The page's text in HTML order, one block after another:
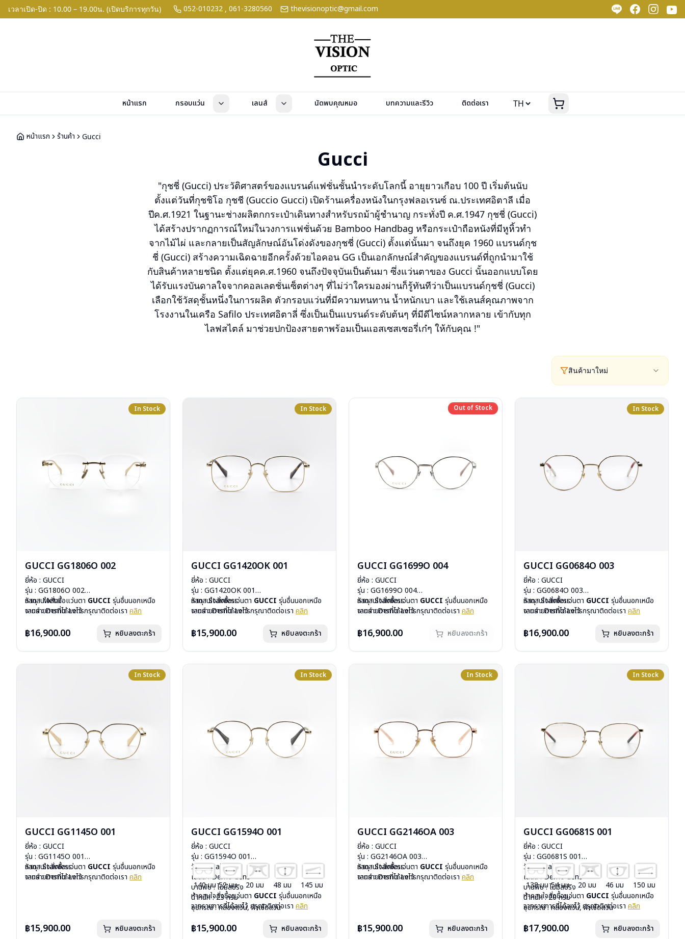
เวลาเปิด-ปิด : 10.00 – 19.00น. (เปิดบริการทุกวัน) 052-010232 , 061-3280560 thevisionoptic@gmail.com
หน้าแรก กรอบแว่น เลนส์ นัดพบคุณหมอ บทความและรีวิว ติดต่อเรา
หน้าแรก ร้านค้า Gucci
Gucci
"กุชชี่ (Gucci) ประวัติศาสตร์ของแบรนด์แฟชั่นชั้นนำระดับโลกนี้ อายุยาวเกือบ 100 ปี เริ่มต้นนับ
ตั้งแต่วันที่กุชชิโอ กุชชี (Guccio Gucci) เปิดร้านเครื่องหนังในกรุงฟลอเรนซ์ ณ.ประเทศอิตาลี เมื่อ
ปีค.ศ.1921 ในฐานะช่างผลิตกกระเป๋าเดินทางสำหรับรถม้าผู้ชำนาญ กระทั่งปี ค.ศ.1947 กุชชี่ (Gucci)
ได้สร้างปรากฏการณ์ใหม่ในวงการแฟชั่นด้วย Bamboo Handbag หรือกระเป๋าถือหนังที่มีหูหิ้วทำ
จากไม้ไผ่ และกลายเป็นสัญลักษณ์อันโด่งดังของกุชชี่ (Gucci) ตั้งแต่นั้นมา จนถึงยุค 1960 แบรนด์กุช
ชี่ (Gucci) สร้างความเฉิดฉายอีกครั้งด้วยไอคอน GG เป็นเอกลักษณ์สำคัญของแบรนด์ที่ถูกนำมาใช้
กับสินค้าหลายชนิด ตั้งแต่ยุคค.ศ.1960 จนถึงปัจจุบันเป็นต้นมา ซึ่งแว่นตาของ Gucci นั้นออกแบบโดย
ได้รับแรงบันดาลใจจากคอลเลตชั่นเซ็ตต่างๆ ที่ไม่ว่าใครมองผ่านก็รู้ทันทีว่าเป็นแบรนด์กุชชี่ (Gucci)
เลือกใช้วัสดุชั้นหนึ่งในการผลิต ตัวกรอบแว่นที่มีความทนทาน น้ำหนักเบา และใช้เลนส์คุณภาพจาก
โรงงานในเครือ Safilo ประเทศอิตาลี่ ซึ่งเป็นเป็นแบรนด์ระดับต้นๆ ที่มีดีไซน์หลากหลาย เข้ากับทุก
ไลฟสไตล์ มาช่วยปกป้องสายตาพร้อมเป็นแอสเซสเซอรี่เก๋ๆ ให้กับคุณ !"
สินค้ามาใหม่
In Stock
GUCCI GG1806O 002
ยี่ห้อ : GUCCI
รุ่น : GG1806O 002
วัสดุ : Metal
เลนส์ : Demo Lens
น้ำหนัก : 27 กรัม
การรับประกัน : 1 ปี
หากสนใจสั่งชื้อแว่นตา GUCCI รุ่นอื่นนอกเหนือ
จากรายการที่ได้ลงไว้ กรุณาติดต่อเรา คลิก
฿16,900.00 หยิบลงตะกร้า
In Stock
GUCCI GG1420OK 001
ยี่ห้อ : GUCCI
รุ่น : GG1420OK 001
วัสดุ : Stainless
เลนส์ : Demo Lens
น้ำหนัก : 23 กรัม
การรับประกัน : 1 ปี
หากสนใจสั่งชื้อแว่นตา GUCCI รุ่นอื่นนอกเหนือ
จากรายการที่ได้ลงไว้ กรุณาติดต่อเรา คลิก
฿15,900.00 หยิบลงตะกร้า
Out of Stock
Out of Stock
GUCCI GG1699O 004
ยี่ห้อ : GUCCI
รุ่น : GG1699O 004
วัสดุ : Stainless
เลนส์ : Demo Lens
น้ำหนัก : 23 กรัม
การรับประกัน : 1 ปี
หากสนใจสั่งชื้อแว่นตา GUCCI รุ่นอื่นนอกเหนือ
จากรายการที่ได้ลงไว้ กรุณาติดต่อเรา คลิก
ติดต่อเราคลิก
฿16,900.00 หยิบลงตะกร้า
In Stock
GUCCI GG0684O 003
ยี่ห้อ : GUCCI
รุ่น : GG0684O 003
วัสดุ : Stainless
เลนส์ : Demo Lens
น้ำหนัก : 17 กรัม
การรับประกัน : 1 ปี
หากสนใจสั่งชื้อแว่นตา GUCCI รุ่นอื่นนอกเหนือ
จากรายการที่ได้ลงไว้ กรุณาติดต่อเรา คลิก
฿16,900.00 หยิบลงตะกร้า
In Stock
GUCCI GG1145O 001
ยี่ห้อ : GUCCI
รุ่น : GG1145O 001
วัสดุ : Stainless
เลนส์ : Demo Lens
หากสนใจสั่งชื้อแว่นตา GUCCI รุ่นอื่นนอกเหนือ
จากรายการที่ได้ลงไว้ กรุณาติดต่อเรา คลิก
฿15,900.00 หยิบลงตะกร้า
In Stock
GUCCI GG1594O 001
ยี่ห้อ : GUCCI
รุ่น : GG1594O 001
วัสดุ : Stainless
เลนส์ : Demo Lens
บานพับ : ไม่มีสปริง
น้ำหนัก : 23 กรัม
อุปกรณ์ : กล่องแว่น, ผ้าเช็ดแว่น
140 มม 52 มม 20 มม 48 มม
145 มม
หากสนใจสั่งชื้อแว่นตา GUCCI รุ่นอื่นนอกเหนือ
จากรายการที่ได้ลงไว้ กรุณาติดต่อเรา คลิก
฿15,900.00 หยิบลงตะกร้า
In Stock
GUCCI GG2146OA 003
ยี่ห้อ : GUCCI
รุ่น : GG2146OA 003
วัสดุ : Stainless
เลนส์ : Demo Lens
หากสนใจสั่งชื้อแว่นตา GUCCI รุ่นอื่นนอกเหนือ
จากรายการที่ได้ลงไว้ กรุณาติดต่อเรา คลิก
฿15,900.00 หยิบลงตะกร้า
In Stock
GUCCI GG0681S 001
ยี่ห้อ : GUCCI
รุ่น : GG0681S 001
วัสดุ : Stainless
เลนส์ : Demo Lens
บานพับ : ไม่มีสปริง
น้ำหนัก : 20 กรัม
อุปกรณ์ : กล่องแว่น, ผ้าเช็ดแว่น
138 มม 54 มม 20 มม 46 มม
150 มม
หากสนใจสั่งชื้อแว่นตา GUCCI รุ่นอื่นนอกเหนือ
จากรายการที่ได้ลงไว้ กรุณาติดต่อเรา คลิก
฿17,900.00 หยิบลงตะกร้า